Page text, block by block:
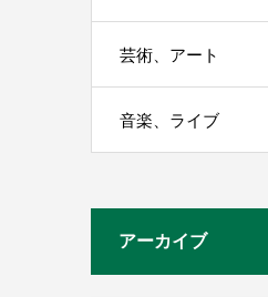
芸術、アート
音楽、ライブ
アーカイブ